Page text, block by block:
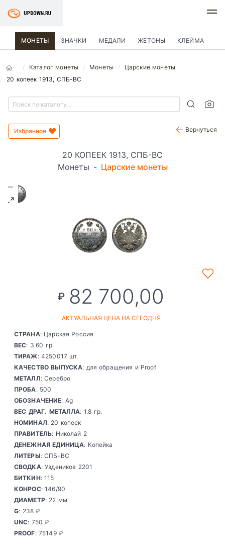
МОНЕТЫ ЗНАЧКИ МЕДАЛИ ЖЕТОНЫ КЛЕЙМА
Каталог монеты Монеты
Царские монеты
20 копеек 1913, СПБ-ВС
Избранное Вернуться
20 КОПЕЕК 1913, СПБ-ВС
Монеты - Царские монеты
₽ 82 700,00
АКТУАЛЬНАЯ ЦЕНА НА СЕГОДНЯ
СТРАНА: Царская Россия
ВЕС: 3.60 гр.
ТИРАЖ: 4250017 шт.
КАЧЕСТВО ВЫПУСКА: для обращения и Proof
МЕТАЛЛ: Серебро
ПРОБА: 500
ОБОЗНАЧЕНИЕ: Ag
ВЕС ДРАГ. МЕТАЛЛА: 1.8 гр.
НОМИНАЛ: 20 копеек
ПРАВИТЕЛЬ: Николай 2
ДЕНЕЖНАЯ ЕДИНИЦА: Копейка
ЛИТЕРЫ: СПБ-ВС
СВОДКА: Уздеников 2201
БИТКИН: 115
КОНРОС: 146/90
ДИАМЕТР: 22 мм
G: 238 ₽
UNC: 750 ₽
PROOF: 75149 ₽